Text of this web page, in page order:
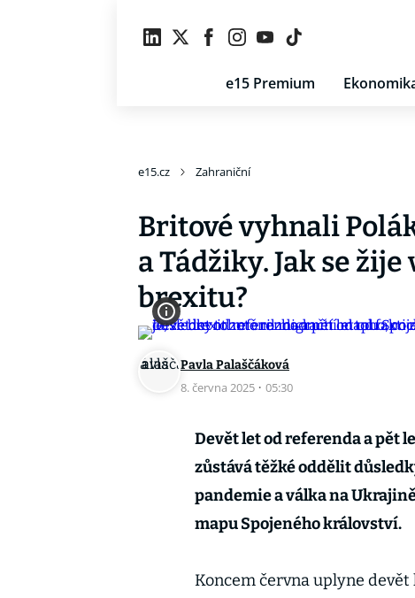
e15 Premium
e15.cz Zahraniční
Britové vyhnali
a Tádžiky. Jak se
brexitu?
Pavla Palaščáková
8. června 2025 · 05:30
Devět let od referenda a pět
zůstává těžké oddělit
pandemie a válka na
mapu Spojeného království.
Koncem června uplyne